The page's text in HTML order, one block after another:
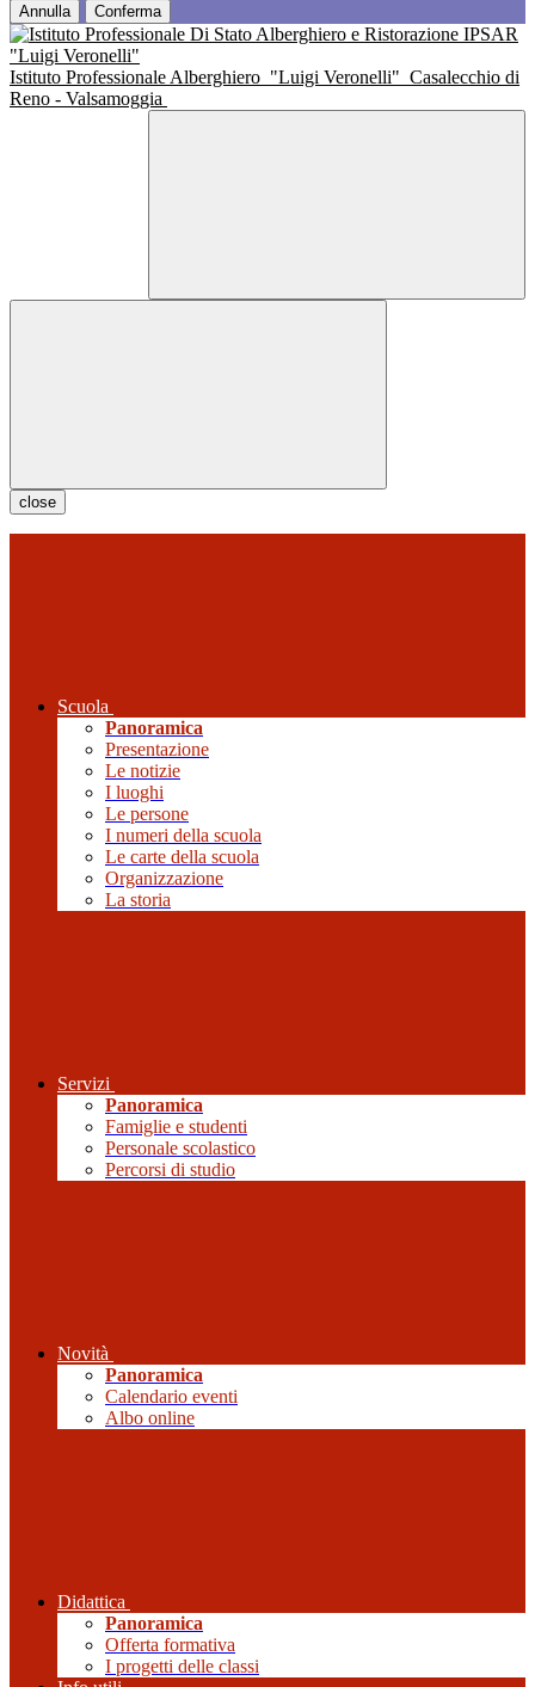
Annulla Conferma
Istituto Professionale Alberghiero "Luigi Veronelli" Casalecchio di
Reno - Valsamoggia
close
Scuola
Panoramica
Presentazione
Le notizie
I luoghi
Le persone
I numeri della scuola
Le carte della scuola
Organizzazione
La storia
Servizi
Panoramica
Famiglie e studenti
Personale scolastico
Percorsi di studio
Novità
Panoramica
Calendario eventi
Albo online
Didattica
Panoramica
Offerta formativa
I progetti delle classi